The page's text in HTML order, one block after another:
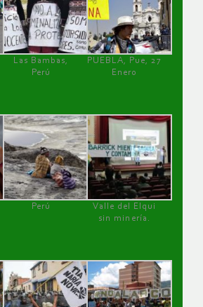
Las Bambas,
Perú
PUEBLA, Pue, 27
Enero
Perú
Valle del Elqui
sin minería.